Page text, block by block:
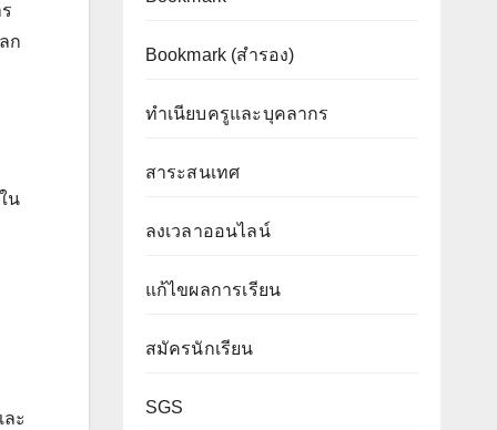
ก
น
ะ
Bookmark (สำรอง)
ทำเนียบครูและบุคลากร
สาระสนเทศ
ลงเวลาออนไลน์
แก้ไขผลการเรียน
สมัครนักเรียน
SGS